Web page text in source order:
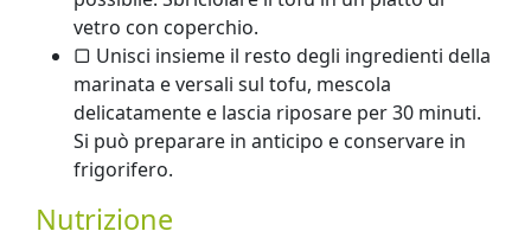
vetro con coperchio.
▢ Unisci insieme il resto degli ingredienti della
marinata e versali sul tofu, mescola
delicatamente e lascia riposare per 30 minuti.
Si può preparare in anticipo e conservare in
frigorifero.
Nutrizione